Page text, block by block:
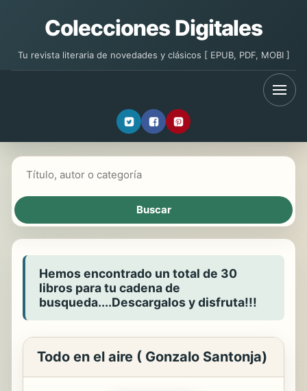
Colecciones Digitales
Tu revista literaria de novedades y clásicos [ EPUB, PDF, MOBI ]
Hemos encontrado un total de 30
libros para tu cadena de
busqueda....Descargalos y disfruta!!!
Todo en el aire ( Gonzalo Santonja)